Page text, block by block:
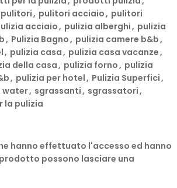
pulitori, pulitori acciaio, pulitori
acciaio, pulizia alberghi, pulizia
, Pulizia Bagno, pulizia camere b&b,
, pulizia casa, pulizia casa vacanze,
della casa, pulizia forno, pulizia
, pulizia per hotel, Pulizia Superfici,
water, sgrassanti, sgrassatori,
la pulizia
hanno effettuato l'accesso ed hanno
possono lasciare una